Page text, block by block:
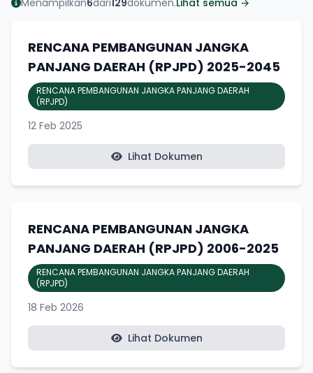
RENCANA PEMBANGUNAN JANGKA
PANJANG DAERAH (RPJPD) 2025-2045
RENCANA PEMBANGUNAN JANGKA PANJANG DAERAH
(RPJPD)
12 Feb 2025
Lihat Dokumen
RENCANA PEMBANGUNAN JANGKA
PANJANG DAERAH (RPJPD) 2006-2025
RENCANA PEMBANGUNAN JANGKA PANJANG DAERAH
(RPJPD)
18 Feb 2026
Lihat Dokumen